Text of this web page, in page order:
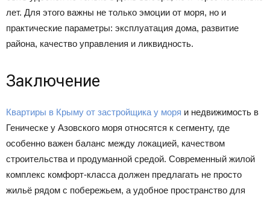
лет. Для этого важны не только эмоции от моря, но и
практические параметры: эксплуатация дома, развитие
района, качество управления и ликвидность.
Заключение
Квартиры в Крыму от застройщика у моря и недвижимость в
Геническе у Азовского моря относятся к сегменту, где
особенно важен баланс между локацией, качеством
строительства и продуманной средой. Современный жилой
комплекс комфорт-класса должен предлагать не просто
жильё рядом с побережьем, а удобное пространство для